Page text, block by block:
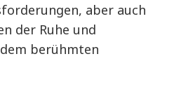
aber auch
der Ruhe und
berühmten